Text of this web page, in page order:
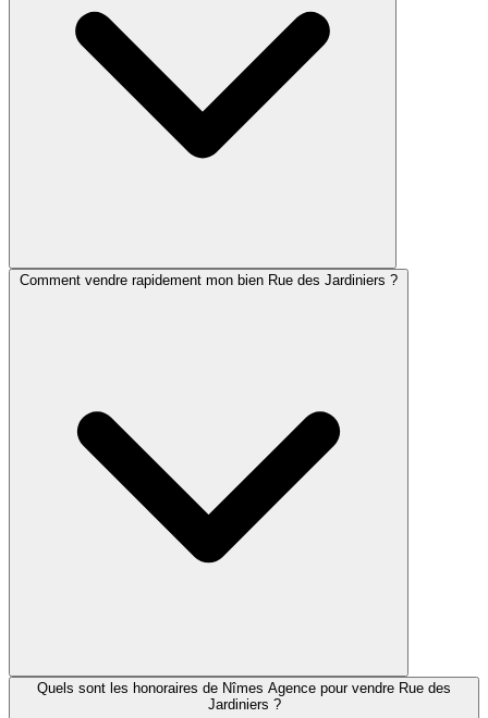
Comment vendre rapidement mon bien Rue des Jardiniers ?
Quels sont les honoraires de Nîmes Agence pour vendre Rue des
Jardiniers ?